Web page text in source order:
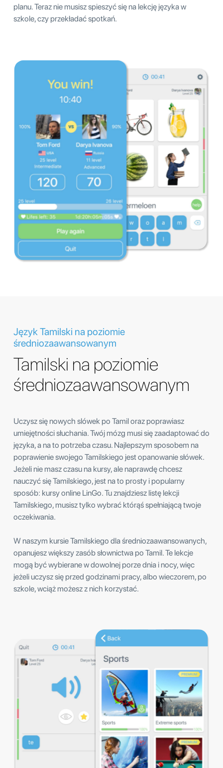
planu. Teraz nie musisz spieszyć się na lekcję języka w
szkole, czy przekładać spotkań.
Język Tamilski na poziomie
średniozaawansowanym
Tamilski na poziomie
średniozaawansowanym
Uczysz się nowych slówek po Tamil oraz poprawiasz
umiejętności słuchania. Twój mózg musi się zaadaptować do
języka, a na to potrzeba czasu. Najlepszym sposobem na
poprawienie swojego Tamilskiego jest opanowanie słówek.
Jeżeli nie masz czasu na kursy, ale naprawdę chcesz
nauczyć się Tamilskiego, jest na to prosty i popularny
sposób: kursy online LinGo. Tu znajdziesz listę lekcji
Tamilskiego, musisz tylko wybrać którąś spełniającą twoje
oczekiwania.
W naszym kursie Tamilskiego dla średniozaawansowanych,
opanujesz większy zasób słownictwa po Tamil. Te lekcje
mogą być wybierane w dowolnej porze dnia i nocy, więc
jeżeli uczysz się przed godzinami pracy, albo wieczorem, po
szkole, wciąż możesz z nich korzystać.